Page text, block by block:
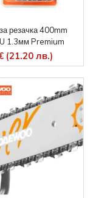
резачка 400mm
1.3мм Premium
(21.20 лв.)